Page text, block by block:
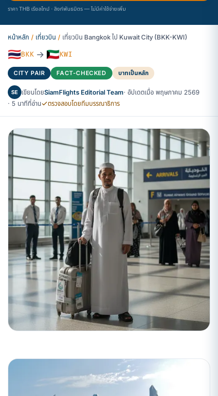
ราคา THB เรียลไทม์ · ลิงก์พันธมิตร — ไม่มีค่าใช้จ่ายเพิ่ม
หน้าหลัก / เที่ยวบิน / เที่ยวบิน Bangkok ไป Kuwait City (BKK-KWI)
🇹🇭BKK → 🇰🇼KWI
CITY PAIR FACT-CHECKED บาทเป็นหลัก
SE เขียนโดยSiamFlights Editorial Team· อัปเดตเมื่อ พฤษภาคม 2569
· 5 นาทีที่อ่าน
ตรวจสอบโดยทีมบรรณาธิการ